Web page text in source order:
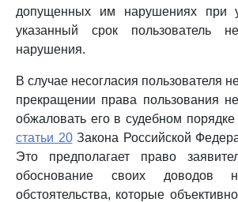
допущенных им нарушениях при
указанный срок пользователь
нарушения.
В случае несогласия пользователя
прекращении права пользования
обжаловать его в судебном порядке
статьи 20Закона Российской
Это предполагает право
обоснование своих доводов
обстоятельства, которые